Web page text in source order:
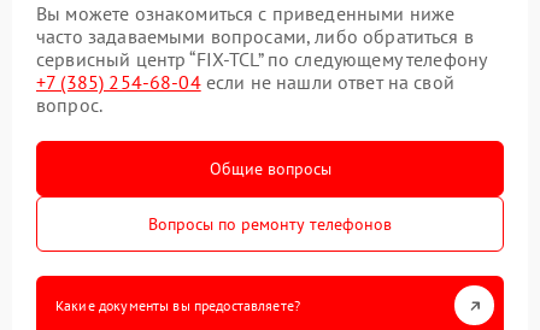
Вы можете ознакомиться с приведенными ниже
часто задаваемыми вопросами, либо обратиться в
сервисный центр “FIX-TCL” по следующему телефону
+7 (385) 254-68-04если не нашли ответ на свой
вопрос.
Общие вопросы
Вопросы по ремонту телефонов
Какие документы вы предоставляете?